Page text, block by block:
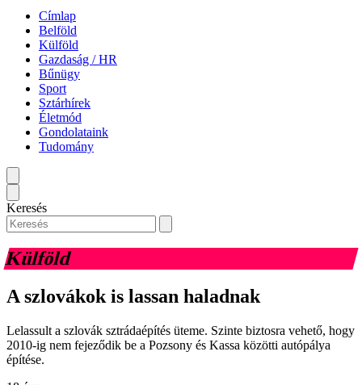
Címlap
Belföld
Külföld
Gazdaság / HR
Bűnügy
Sport
Sztárhírek
Életmód
Gondolataink
Tudomány
Keresés
Külföld
A szlovákok is lassan haladnak
Lelassult a szlovák sztrádaépítés üteme. Szinte biztosra vehető, hogy
2010-ig nem fejeződik be a Pozsony és Kassa közötti autópálya
építése.